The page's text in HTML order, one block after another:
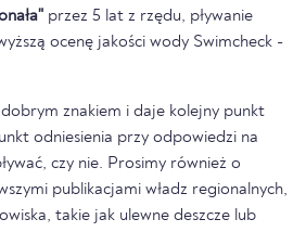
przez 5 lat z rzędu, pływanie
ocenę jakości wody Swimcheck -
znakiem i daje kolejny punkt
odniesienia przy odpowiedzi na
czy nie. Prosimy również o
publikacjami władz regionalnych,
takie jak ulewne deszcze lub